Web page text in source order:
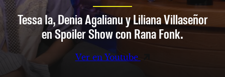
Tessa Ia, Denia Agalianu y Liliana Villaseñor
en Spoiler Show con Rana Fonk.
Ver en Youtube